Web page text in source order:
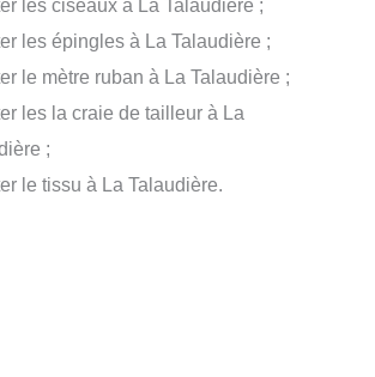
les ciseaux à La Talaudière ;
les épingles à La Talaudière ;
le mètre ruban à La Talaudière ;
les la craie de tailleur à La
;
le tissu à La Talaudière.